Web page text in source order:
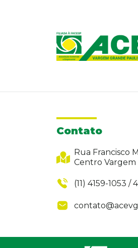
Contato
Rua Francisco
Centro Vargem
(11) 4159-1053 /